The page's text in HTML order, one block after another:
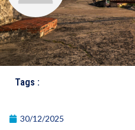
Tags :
30/12/2025